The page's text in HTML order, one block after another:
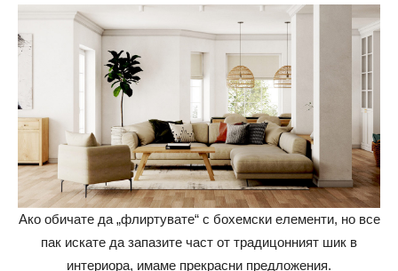
Ако обичате да „флиртувате“ с бохемски елементи, но все
пак искате да запазите част от традицонният шик в
интериора, имаме прекрасни предложения.